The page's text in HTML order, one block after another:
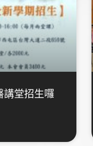
講堂招生囉